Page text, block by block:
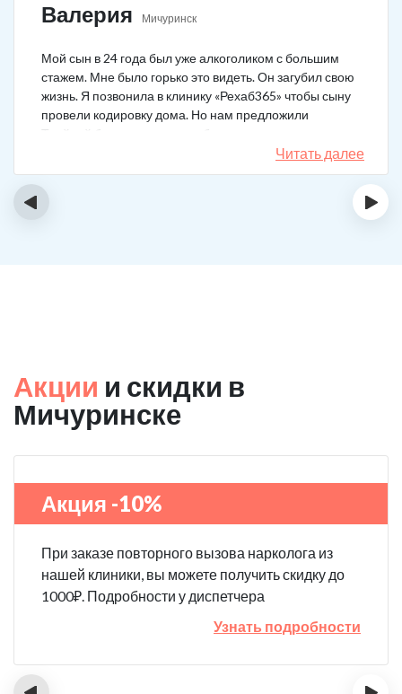
Валерия Мичуринск
Мой сын в 24 года был уже алкоголиком с большим
стажем. Мне было горько это видеть. Он загубил свою
жизнь. Я позвонила в клинику «Рехаб365» чтобы сыну
провели кодировку дома. Но нам предложили
Тройной блок в клинике, чтобы уж наверняка помогло.
Мы согласились. Вот уже 4 месяца как сын не пьет. На
работу устроился, дома помогает, девушку завел.
Читать далее
‹ ›
Акции и скидки в
Мичуринске
Акция -10%
При заказе повторного вызова нарколога из
нашей клиники, вы можете получить скидку до
1000₽. Подробности у диспетчера
Узнать подробности